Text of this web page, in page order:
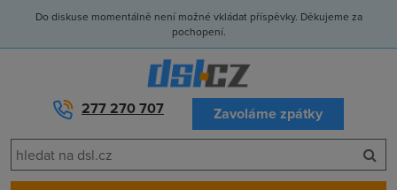
Do diskuse momentálně není možné vkládat příspěvky. Děkujeme za
pochopení.
277 270 707 Zavoláme zpátky